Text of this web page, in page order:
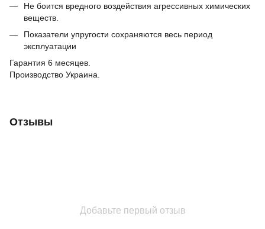
Не боится вредного воздействия агрессивных химических
веществ.
Показатели упругости сохраняются весь период
эксплуатации
Гарантия 6 месяцев.
Производство Украина.
Отзывы
Добавьте первый отзыв